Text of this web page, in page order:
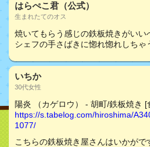
はらぺこ君（公式）
生まれたてのオス
焼いてもらう感じの鉄板焼きがいい
シェフの手さばきに惚れ惚れしちゃ
いちか
30代女性
陽炎 （カゲロウ） - 胡町/鉄板焼き [
https://s.tabelog.com/hiroshima/
1077/
こちらの鉄板焼き屋さんはいかがで